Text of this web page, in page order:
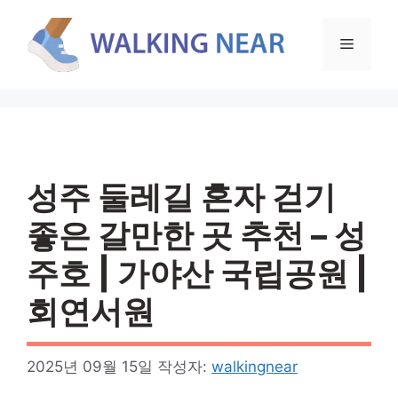
메
성주 둘레길 혼자 걷기
좋은 갈만한 곳 추천 – 성
주호 | 가야산 국립공원 |
회연서원
2025년 09월 15일 작성자: walkingnear